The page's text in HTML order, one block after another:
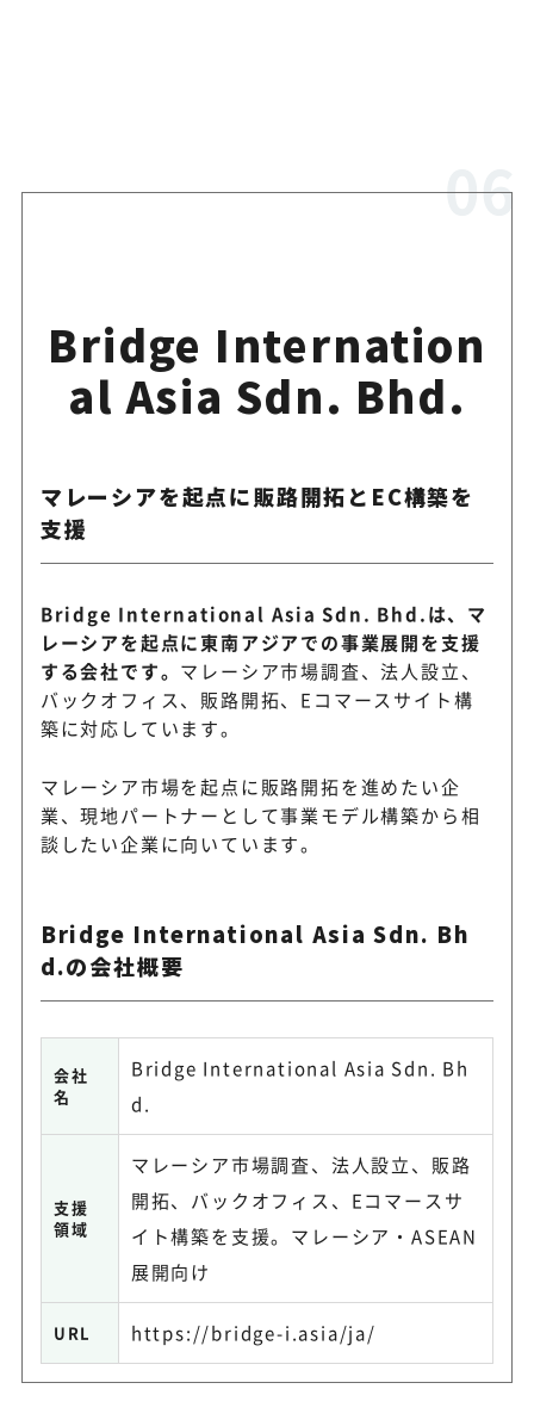
Bridge Internation
al Asia Sdn. Bhd.
マレーシアを起点に販路開拓とEC構築を
支援
Bridge International Asia Sdn. Bhd.は、マ
レーシアを起点に東南アジアでの事業展開を支援
する会社です。 マレーシア市場調査、法人設立、
バックオフィス、販路開拓、Eコマースサイト構
築に対応しています。
マレーシア市場を起点に販路開拓を進めたい企
業、現地パートナーとして事業モデル構築から相
談したい企業に向いています。
Bridge International Asia Sdn. Bh
d.の会社概要
会社
名
Bridge International Asia Sdn. Bh
d.
支援
領域
マレーシア市場調査、法人設立、販路
開拓、バックオフィス、Eコマースサ
イト構築を支援。マレーシア・ASEAN
展開向け
URL https://bridge-i.asia/ja/